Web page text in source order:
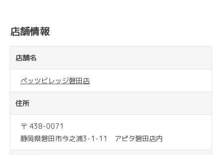
店舗情報
店舗名
ペッツビレッジ磐田店
住所
〒 438-0071
静岡県磐田市今之浦3-1-11 アピタ磐田店内